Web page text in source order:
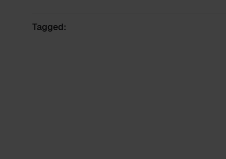
Tagged: